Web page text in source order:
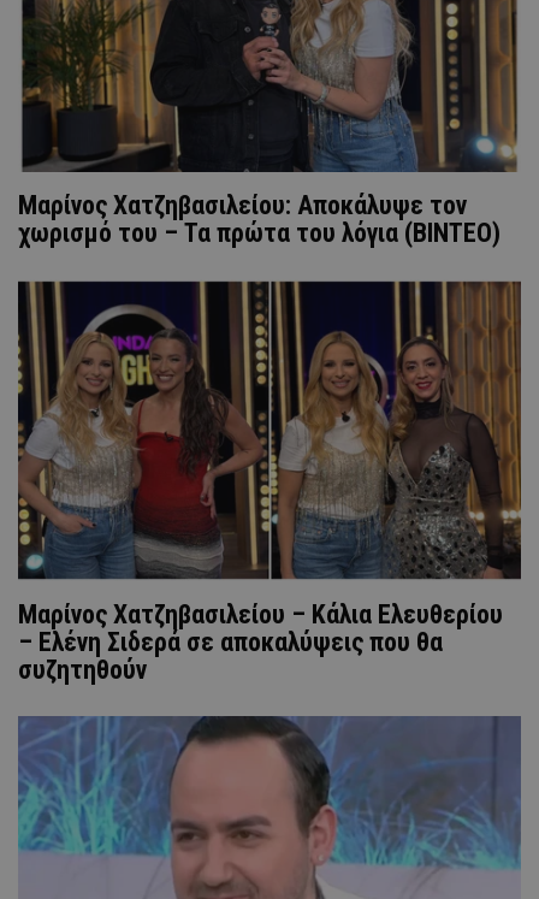
Μαρίνος Χατζηβασιλείου: Αποκάλυψε τον
χωρισμό του – Τα πρώτα του λόγια (ΒΙΝΤΕΟ)
Μαρίνος Χατζηβασιλείου – Κάλια Ελευθερίου
– Ελένη Σιδερά σε αποκαλύψεις που θα
συζητηθούν